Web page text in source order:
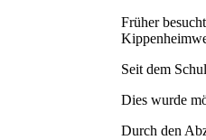
Früher
Seit dem
Dies wurde
Durch den